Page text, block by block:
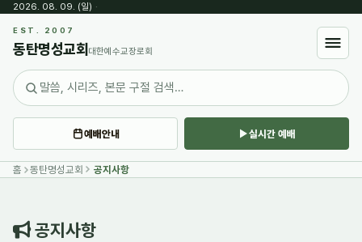
2026. 08. 09. (일) ·
EST. 2007
동탄명성교회 대한예수교장로회
예배안내 실시간 예배
홈 동탄명성교회 공지사항
공지사항
Sketchbook5, 스케치북5
Sketchbook5, 스케치북5